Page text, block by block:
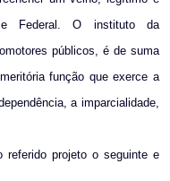
Federal. O instituto da
públicos, é de suma
função que exerce a
a imparcialidade,
referido projeto o seguinte e